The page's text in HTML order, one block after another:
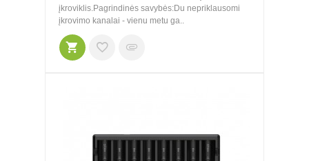
įkroviklis.Pagrindinės savybės:Du nepriklausomi
įkrovimo kanalai - vienu metu ga..